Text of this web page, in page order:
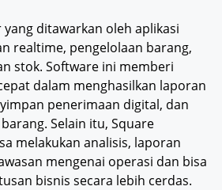
ditawarkan oleh aplikasi
realtime, pengelolaan barang,
stok. Software ini memberi
dalam menghasilkan laporan
penerimaan digital, dan
Selain itu, Square
melakukan analisis, laporan
mengenai operasi dan bisa
bisnis secara lebih cerdas.